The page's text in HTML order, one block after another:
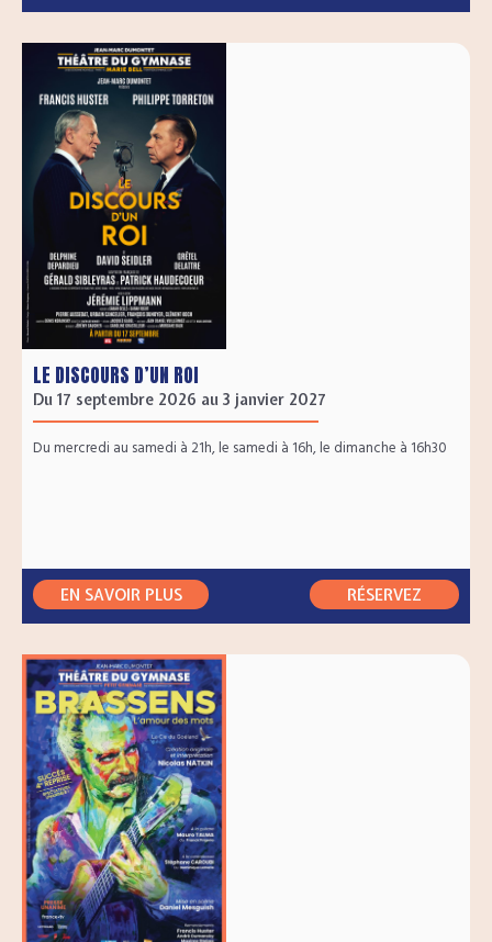
LE DISCOURS D’UN ROI
Du 17 septembre 2026 au 3 janvier 2027
Du mercredi au samedi à 21h, le samedi à 16h, le dimanche à 16h30
EN SAVOIR PLUS RÉSERVEZ